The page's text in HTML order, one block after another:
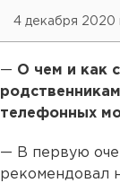
4 декабря 2020
— О чем и как
телефонных
— В первую
рекомендовал